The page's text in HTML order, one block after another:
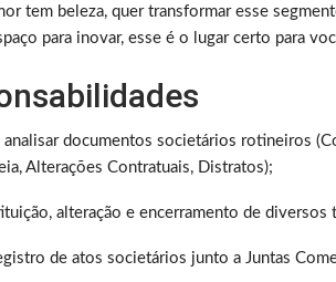
tem beleza, quer transformar esse
para inovar, esse é o lugar certo para
analisar documentos societários rotineiros
Alterações Contratuais, Distratos);
alteração e encerramento de diversos
de atos societários junto a Juntas